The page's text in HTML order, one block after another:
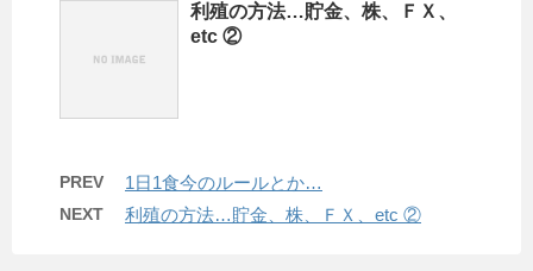
利殖の方法…貯金、株、ＦＸ、
etc ②
PREV 1日1食今のルールとか…
NEXT 利殖の方法…貯金、株、ＦＸ、etc ②